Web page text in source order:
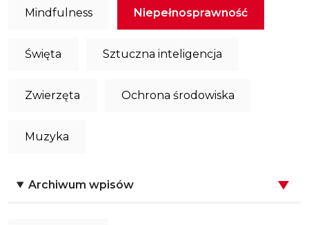
Mindfulness Niepełnosprawność
Święta Sztuczna inteligencja
Zwierzęta Ochrona środowiska
Muzyka
Archiwum wpisów